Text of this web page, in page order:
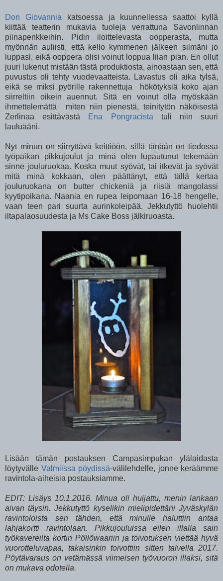
Don Giovannia katsoessa ja kuunnellessa saattoi kyllä
kiittää teatterin mukavia tuoleja verrattuna Savonlinnan
piinapenkkeihin. Pidin iloittelevasta oopperasta, mutta
myönnän auliisti, että kello kymmenen jälkeen silmäni jo
luppasi, eikä ooppera olisi voinut loppua liian pian. En ollut
juuri lukenut mistään tästä produktiosta, ainoastaan sen, että
puvustus oli tehty vuodevaatteista. Lavastus oli aika tylsä,
eikä se miksi pyörille rakennettuja hökötyksiä koko ajan
siirreltiin oikein auennut. Sitä en voinut olla myöskään
ihmettelemättä miten niin pienestä, teinitytön näköisestä
Zerlinaa esittävästä Ena Pongracista tuli niin suuri
lauluääni.
Nyt minun on siirryttävä keittiöön, sillä tänään on tiedossa
työpaikan pikkujoulut ja minä olen lupautunut tekemään
sinne jouluruokaa. Koska muut syövät, tai itkevät ja syövät
mitä minä kokkaan, olen päättänyt, että tällä kertaa
jouluruokana on butter chickeniä ja riisiä mangolassi
kyytipoikana. Naania en rupea leipomaan 16-18 hengelle,
vaan teen pari suurta aurinkoleipää. Jekkutyttö huolehtii
iltapalaosuudesta ja Ms Cake Boss jälkiruoasta.
Lisään tämän postauksen Campasimpukan ylälaidasta
löytyvälle Valmiissa pöydissä-välilehdelle, jonne keräämme
ravintola-aiheisia postauksiamme.
EDIT: Lisäys 10.1.2016. Minua oli huijattu, menin lankaan
aivan täysin. Jekkutyttö kyselikin mielipidettäni Jyväskylän
ravintoloista sen tähden, että minulle haluttiin antaa
lahjakortti ravintolaan. Pikkujouluissa eilen illalla sain
työkavereilta kortin Pöllöwaariin ja toivotuksen viettää hyvä
vuorotteluvapaa, takaisinkin toivottiin sitten talvella 2017.
Pöytävaraus on vetämässä viimeisen työvuoron illaksi, sitä
on mukava odotella.